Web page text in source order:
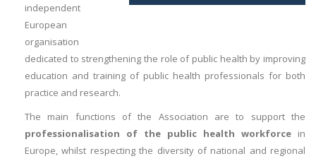
independent
European
organisation
dedicated to strengthening the role of public health by improving
education and training of public health professionals for both
practice and research.
The main functions of the Association are to support the
professionalisation of the public health workforce in
Europe, whilst respecting the diversity of national and regional